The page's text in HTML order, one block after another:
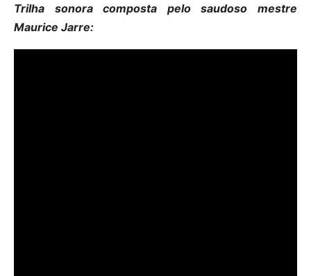
Trilha sonora composta pelo saudoso mestre
Maurice Jarre: